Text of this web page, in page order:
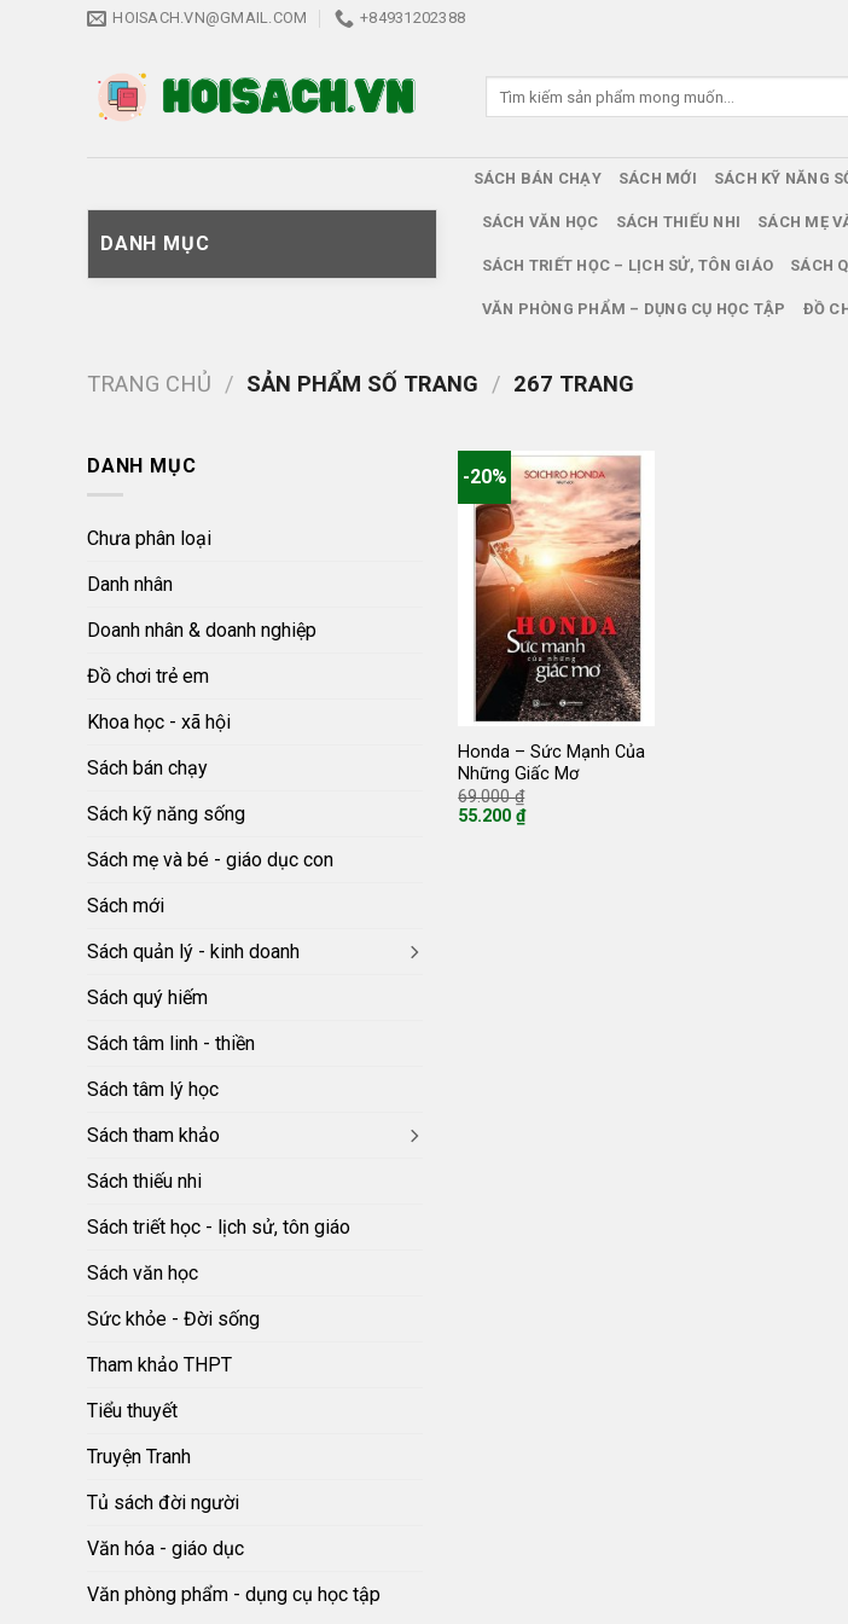
HOISACH.VN@GMAIL.COM +84931202388
DANH MỤC
SÁCH BÁN CHẠY SÁCH MỚI SÁCH KỸ NĂNG
SÁCH VĂN HỌC SÁCH THIẾU NHI SÁCH MẸ
SÁCH TRIẾT HỌC – LỊCH SỬ, TÔN GIÁO SÁCH
VĂN PHÒNG PHẨM – DỤNG CỤ HỌC TẬP ĐỒ
TRANG CHỦ / SẢN PHẨM SỐ TRANG / 267 TRANG
DANH MỤC
Chưa phân loại
Danh nhân
Doanh nhân & doanh nghiệp
Đồ chơi trẻ em
Khoa học - xã hội
Sách bán chạy
Sách kỹ năng sống
Sách mẹ và bé - giáo dục con
Sách mới
Sách quản lý - kinh doanh
Sách quý hiếm
Sách tâm linh - thiền
Sách tâm lý học
Sách tham khảo
Sách thiếu nhi
Sách triết học - lịch sử, tôn giáo
Sách văn học
Sức khỏe - Đời sống
Tham khảo THPT
Tiểu thuyết
Truyện Tranh
Tủ sách đời người
Văn hóa - giáo dục
Văn phòng phẩm - dụng cụ học tập
-20%
Honda – Sức Mạnh Của
Những Giấc Mơ
69.000₫
55.200₫